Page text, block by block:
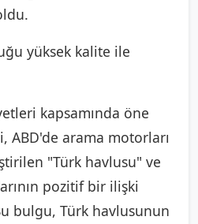
yüksek kalite ile
kapsamında öne
ABD'de arama motorları
"Türk havlusu" ve
pozitif bir ilişki
bulgu, Türk havlusunun